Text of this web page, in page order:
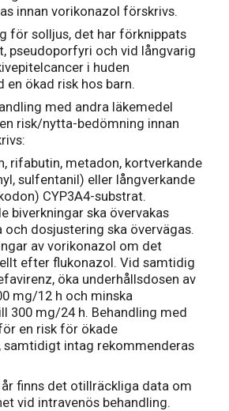
innan vorikonazol förskrivs.
för solljus, det har förknippats
pseudoporfyri och vid långvarig
i huden
en ökad risk hos barn.
med andra läkemedel
risk/nytta-bedömning innan
rifabutin, metadon, kortverkande
sulfentanil) eller långverkande
CYP3A4-substrat.
biverkningar ska övervakas
dosjustering ska övervägas.
av vorikonazol om det
efter flukonazol. Vid samtidig
öka underhållsdosen av
mg/12 h och minska
300 mg/24 h. Behandling med
en risk för ökade
samtidigt intag rekommenderas
år finns det otillräckliga data om
vid intravenös behandling.